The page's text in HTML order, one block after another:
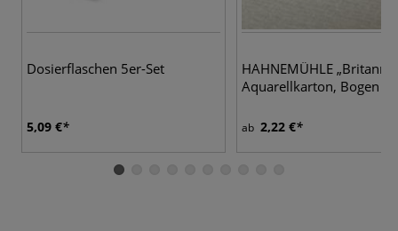
Dosierflaschen 5er-Set
5,09 €
HAHNEMÜHLE
Aquarellkarton, Bogen
ab 2,22 €